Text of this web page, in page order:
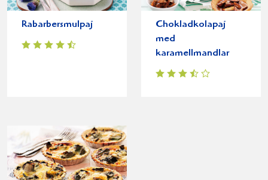
Rabarbersmulpaj
Chokladkolapaj
med
karamellmandlar